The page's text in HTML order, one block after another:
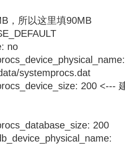
，所以这里填90MB
no
systemprocs.dat
200 <---
200